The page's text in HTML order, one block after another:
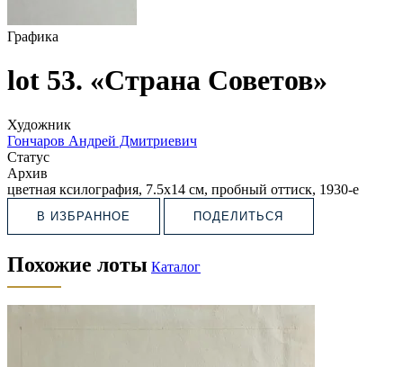
Графика
lot 53. «Страна Советов»
Художник
Гончаров Андрей Дмитриевич
Статус
Архив
цветная ксилография, 7.5х14 см, пробный оттиск, 1930-е
В ИЗБРАННОЕ ПОДЕЛИТЬСЯ
Похожие лоты Каталог